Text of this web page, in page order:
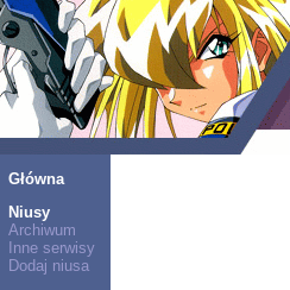
Główna
Niusy
Archiwum
Inne serwisy
Dodaj niusa